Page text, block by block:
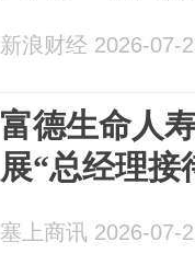
新浪财经 2026-07-
富德生命人
展“总经理接
塞上商讯 2026-07-